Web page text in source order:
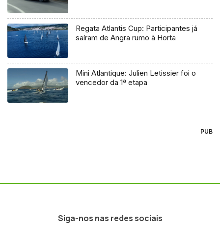
Regata Atlantis Cup: Participantes já
saíram de Angra rumo à Horta
Mini Atlantique: Julien Letissier foi o
vencedor da 1ª etapa
PUB
Siga-nos nas redes sociais